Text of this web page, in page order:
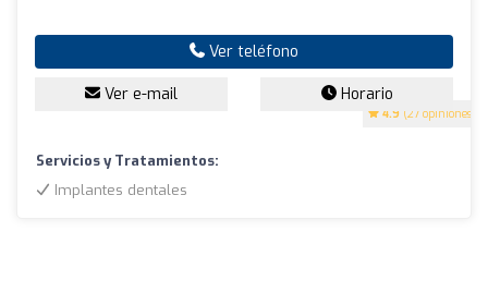
4.9 (27 opiniones)
Ver teléfono
Ver e-mail Horario
Servicios y Tratamientos:
Implantes dentales